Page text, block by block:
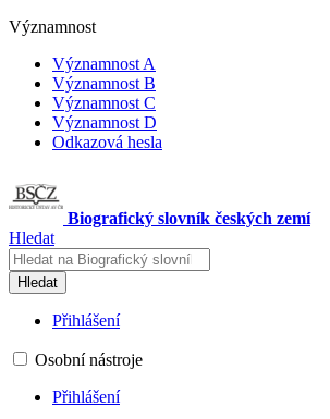
Významnost
Významnost A
Významnost B
Významnost C
Významnost D
Odkazová hesla
Biografický slovník českých zemí
Hledat
Hledat
Přihlášení
Osobní nástroje
Přihlášení